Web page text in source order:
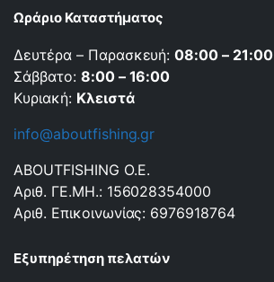
Ωράριο Καταστήματος
Δευτέρα – Παρασκευή:08:00 – 21:00
Σάββατο: 8:00 – 16:00
Κυριακή: Κλειστά
info@aboutfishing.gr
ABOUTFISHING Ο.Ε.
Αριθ. ΓΕ.ΜΗ.: 156028354000
Αριθ. Επικοινωνίας: 6976918764
Εξυπηρέτηση πελατών